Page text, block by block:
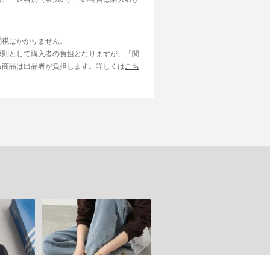
はかかりません。
として購入者の負担となりますが、「関
品は出品者が負担します。詳しくは こち